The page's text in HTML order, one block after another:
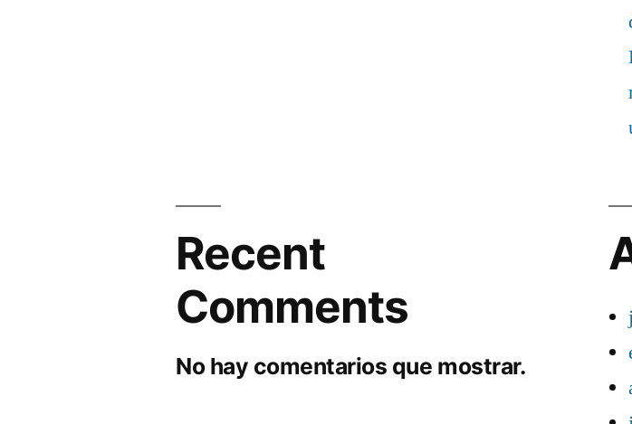
Recent
Comments
No hay comentarios que mostrar.